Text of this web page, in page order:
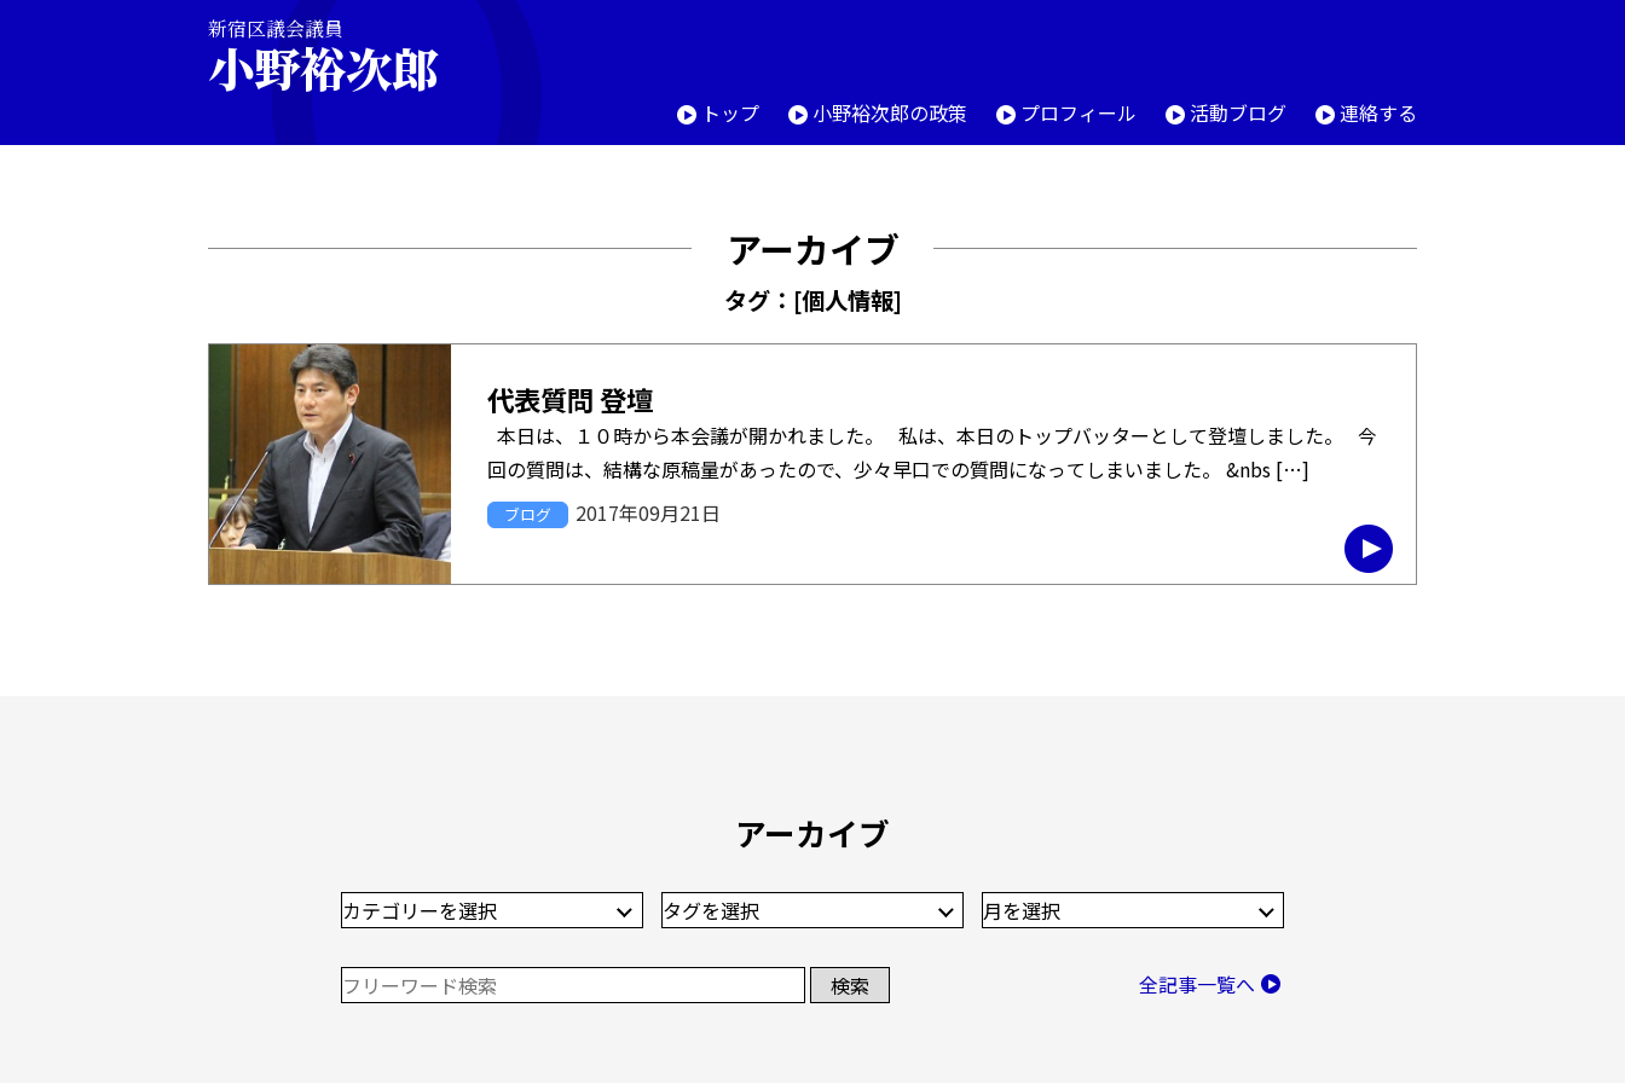
新宿区議会議員
小野裕次郎
トップ 小野裕次郎の政策 プロフィール 活動ブログ 連絡する
アーカイブ
タグ：[個人情報]
代表質問 登壇
本日は、１０時から本会議が開かれました。 私は、本日のトップバッターとして登壇しました。 今
回の質問は、結構な原稿量があったので、少々早口での質問になってしまいました。 &nbs […]
ブログ 2017年09月21日
アーカイブ
全記事一覧へ